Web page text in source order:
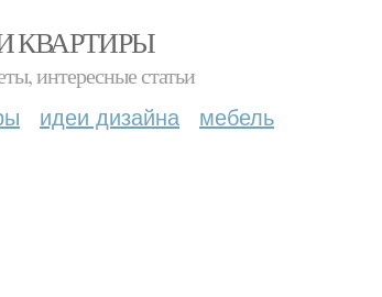
КВАРТИРЫ
интересные статьи
идеи дизайна мебель